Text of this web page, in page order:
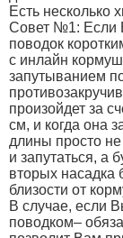
Есть несколько
Совет №1: Если
поводок
с инлайн
запутыванием
произойдет за
см, и когда она
длины просто
и запутаться, а
вторых насадка
близости от
В случае, если
поводком–